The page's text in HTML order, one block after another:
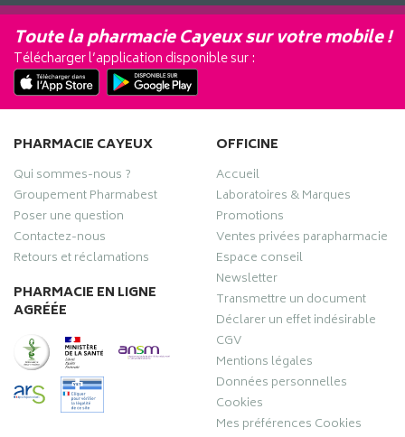
Toute la pharmacie Cayeux sur votre mobile !
Télécharger l’application disponible sur :
PHARMACIE CAYEUX
Qui sommes-nous ?
Groupement Pharmabest
Poser une question
Contactez-nous
Retours et réclamations
PHARMACIE EN LIGNE
AGRÉÉE
OFFICINE
Accueil
Laboratoires & Marques
Promotions
Ventes privées parapharmacie
Espace conseil
Newsletter
Transmettre un document
Déclarer un effet indésirable
CGV
Mentions légales
Données personnelles
Cookies
Mes préférences Cookies